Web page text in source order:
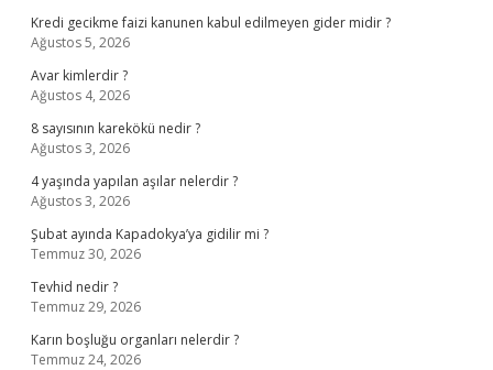
Kredi gecikme faizi kanunen kabul edilmeyen gider midir ?
Ağustos 5, 2026
Avar kimlerdir ?
Ağustos 4, 2026
8 sayısının karekökü nedir ?
Ağustos 3, 2026
4 yaşında yapılan aşılar nelerdir ?
Ağustos 3, 2026
Şubat ayında Kapadokya’ya gidilir mi ?
Temmuz 30, 2026
Tevhid nedir ?
Temmuz 29, 2026
Karın boşluğu organları nelerdir ?
Temmuz 24, 2026